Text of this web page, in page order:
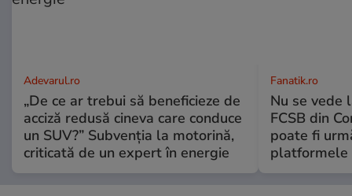
Adevarul.ro
„De ce ar trebui să beneficieze de
acciză redusă cineva care conduce
un SUV?” Subvenția la motorină,
criticată de un expert în energie
Fanatik.ro
Nu se vede
FCSB din
poate fi
platformele